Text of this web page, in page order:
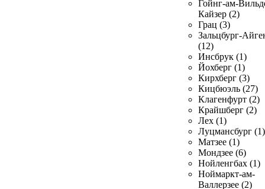
Гойнг-ам-
Кайзер (2)
Грац (3)
Зальцбург-
(12)
Инсбрук (1)
Йохберг (1)
Кирхберг (3)
Кицбюэль (27)
Клагенфурт (2)
Крайшберг (2)
Лех (1)
Луцмансбург (1)
Матзее (1)
Мондзее (6)
Нойленгбах (1)
Ноймаркт-ам-
Валлерзее (2)